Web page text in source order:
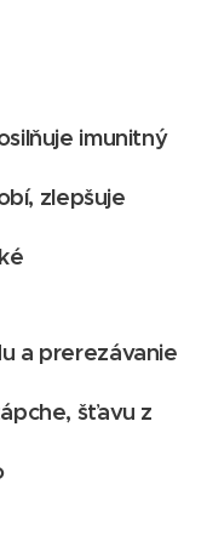
imunitný
zlepšuje
a prerezávanie
šťavu z